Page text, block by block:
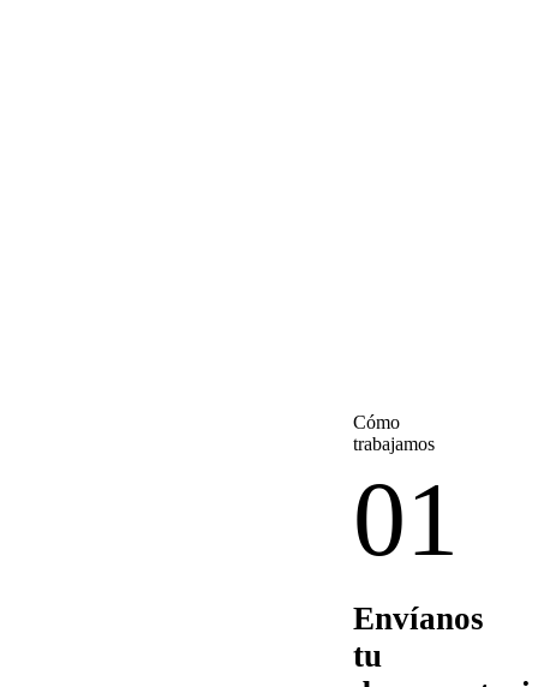
Cómo
trabajamos
01
Envíanos
tu